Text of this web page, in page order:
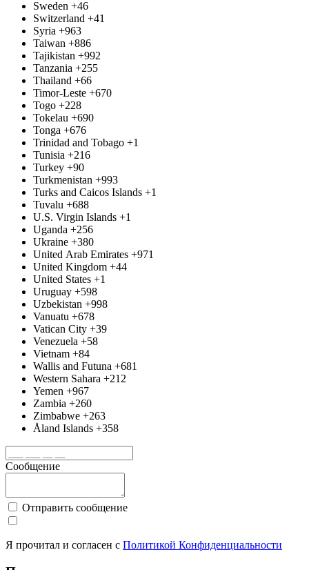
Sweden +46
Switzerland +41
Syria +963
Taiwan +886
Tajikistan +992
Tanzania +255
Thailand +66
Timor-Leste +670
Togo +228
Tokelau +690
Tonga +676
Trinidad and Tobago +1
Tunisia +216
Turkey +90
Turkmenistan +993
Turks and Caicos Islands +1
Tuvalu +688
U.S. Virgin Islands +1
Uganda +256
Ukraine +380
United Arab Emirates +971
United Kingdom +44
United States +1
Uruguay +598
Uzbekistan +998
Vanuatu +678
Vatican City +39
Venezuela +58
Vietnam +84
Wallis and Futuna +681
Western Sahara +212
Yemen +967
Zambia +260
Zimbabwe +263
Åland Islands +358
Сообщение
Отправить сообщение
Я прочитал и согласен с Политикой Конфиденциальности